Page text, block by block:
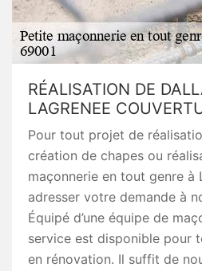
RÉALISATION DE
LAGRENEE
Pour tout projet de
création de chapes ou
maçonnerie en tout genre à
adresser votre demande à
Équipé d’une équipe de
service est disponible pour
en rénovation. Il suffit de